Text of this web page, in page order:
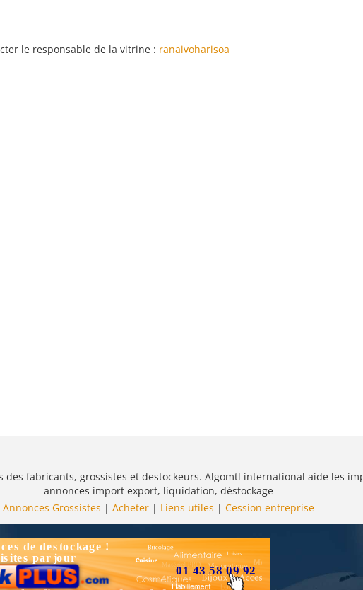
le responsable de la vitrine : ranaivoharisoa
fabricants, grossistes et destockeurs. Algomtl international aide les
annonces import export, liquidation, déstockage
Annonces Grossistes | Acheter| Liens utiles | Cession entreprise